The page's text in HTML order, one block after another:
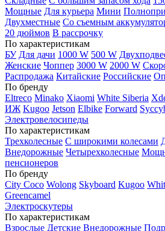
Мощные Для курьера Мини
Двухместные Со съемным
20 дюймов В рассрочку
По характеристикам
БУ Для дачи 1000 W 500 W
Женские Чоппер 3000 W 2000 W
Распродажа Китайские Российские
По бренду
Eltreco Minako Xiaomi White Siberia
ИЖ Kugoo Jetson Elbike Forward
Электровелосипеды
По характеристикам
Трехколесные С широкими колесами
Внедорожные Четырехколесные
пенсионеров
По бренду
City Coco Wolong Skyboard Kugoo
Greencamel
Электроскутеры
По характеристикам
Взрослые Детские Внедорожные